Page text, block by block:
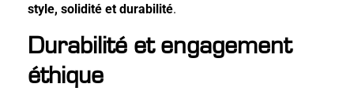
style, solidité et durabilité.
Durabilité et engagement
éthique